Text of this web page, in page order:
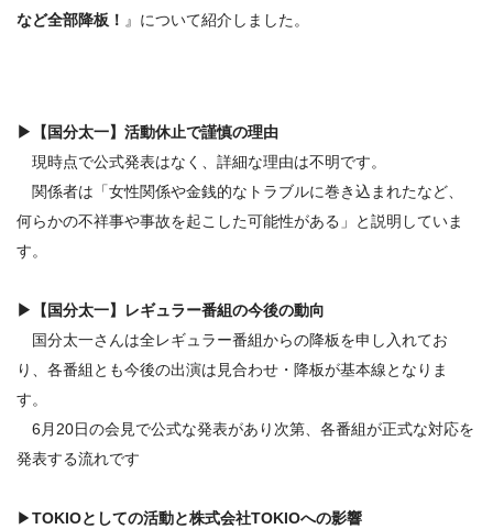
など全部降板！ 』について紹介しました。
▶
【国分太一】活動休止で謹慎の理由
現時点で公式発表はなく、詳細な理由は不明です。
関係者は「女性関係や金銭的なトラブルに巻き込まれたなど、
何らかの不祥事や事故を起こした可能性がある」と説明していま
す。
▶
【国分太一】レギュラー番組の今後の動向
国分太一さんは全レギュラー番組からの降板を申し入れてお
り、各番組とも今後の出演は見合わせ・降板が基本線となりま
す。
6月20日の会見で公式な発表があり次第、各番組が正式な対応を
発表する流れです
▶TOKIOとしての活動と株式会社TOKIOへの影響